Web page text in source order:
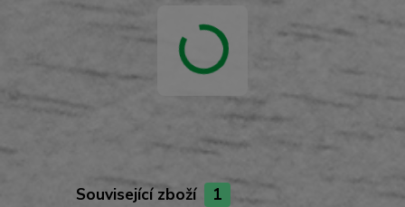
Související zboží 1